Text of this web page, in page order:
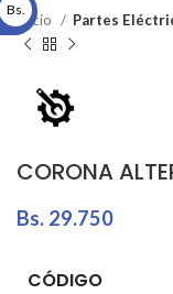
Inicio Partes
CORONA
Bs. 29.750
CÓDIGO
Bs.